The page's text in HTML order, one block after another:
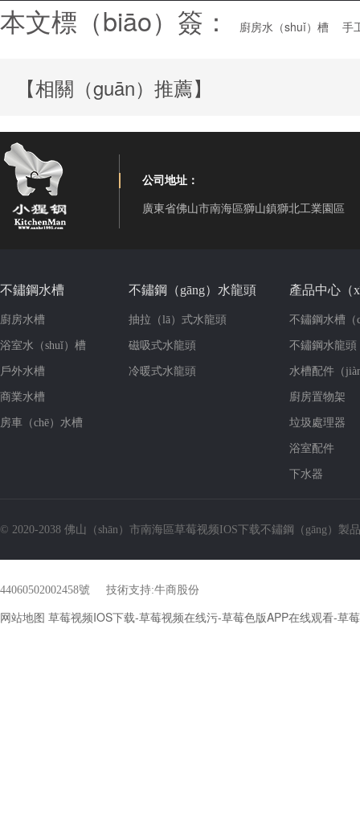
本文標（biāo）簽： 廚房水（shuǐ）槽 手
【相關（guān）推薦】
公司地址：
廣東省佛山市南海區獅山鎮獅北工業園區
不鏽鋼水槽
廚房水槽
浴室水（shuǐ）槽
戶外水槽
商業水槽
房車（chē）水槽
不鏽鋼（gāng）水龍頭
抽拉（lā）式水龍頭
磁吸式水龍頭
冷暖式水龍頭
產品中心（
不鏽鋼水槽（
不鏽鋼水龍頭
水槽配件（
廚房置物架
垃圾處理器
浴室配件
下水器
© 2020-2038 佛山（shān）市南海區草莓视频IOS下载不鏽鋼（gāng）製
44060502002458號 技術支持:牛商股份
网站地图 草莓视频IOS下载-草莓视频在线污-草莓色版APP在线观看-草